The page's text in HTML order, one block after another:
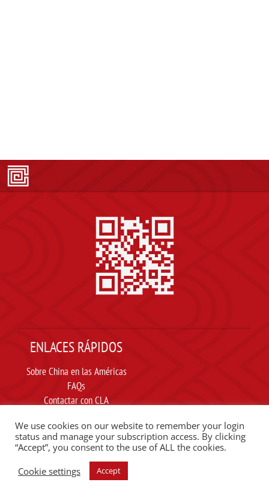
ENLACES RÁPIDOS
Sobre China en las Américas
FAQs
Contactar con CLA
Carta ética
SIGUE A CLA EN REDES SOCIALES
We use cookies on our website to remember your login
status and manage your subscription access. By clicking
“Accept”, you consent to the use of ALL the cookies.
Cookie settings
Accept